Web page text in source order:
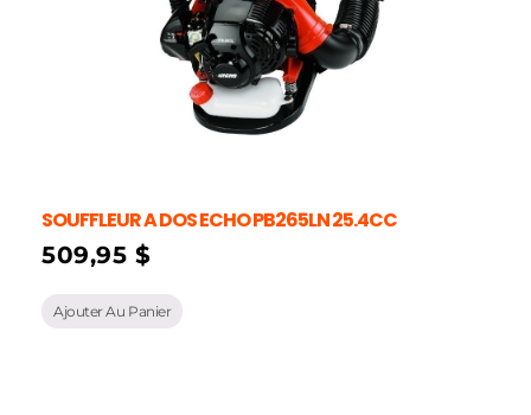
SOUFFLEUR A DOS ECHO PB265LN 25.4CC
509,95$
Ajouter Au Panier